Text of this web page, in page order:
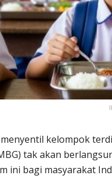
kelompok
tak akan
ini bagi masyarakat